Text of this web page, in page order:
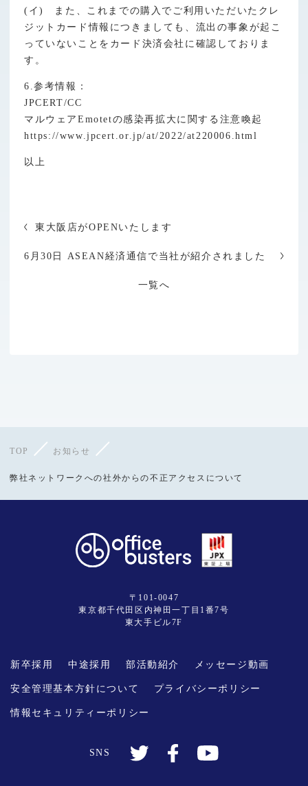
(イ) また、これまでの購入でご利用いただいたクレ
ジットカード情報につきましても、流出の事象が起こ
っていないことをカード決済会社に確認しておりま
す。
6.参考情報：
JPCERT/CC
マルウェアEmotetの感染再拡大に関する注意喚起
https://www.jpcert.or.jp/at/2022/at220006.html
以上
東大阪店がOPENいたします
一覧へ
6月30日 ASEAN経済通信で当社が紹介されました
TOP お知らせ
弊社ネットワークへの社外からの不正アクセスについて
〒101-0047
東京都千代田区内神田一丁目1番7号
東大手ビル7F
新卒採用 中途採用 部活動紹介 メッセージ動画
安全管理基本方針について プライバシーポリシー
情報セキュリティーポリシー
SNS